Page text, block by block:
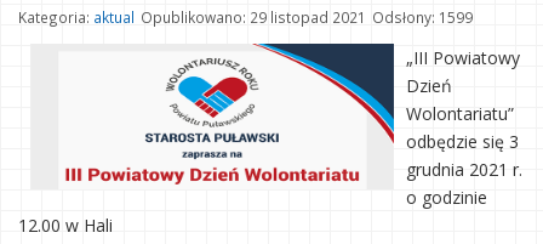
Kategoria: aktual Opublikowano: 29 listopad 2021 Odsłony: 1599
„III Powiatowy
Dzień
Wolontariatu”
odbędzie się 3
grudnia 2021 r.
o godzinie
12.00 w Hali